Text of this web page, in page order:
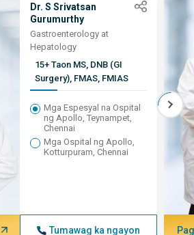
Dr. S Srivatsan
Gurumurthy
Gastroenterology at
Hepatology
15+ Taon MS, DNB (GI
Surgery), FMAS, FMIAS
Mga Espesyal na Ospital
ng Apollo, Teynampet,
Chennai
Mga Ospital ng Apollo,
Kotturpuram, Chennai
Tumawag ka ngayon